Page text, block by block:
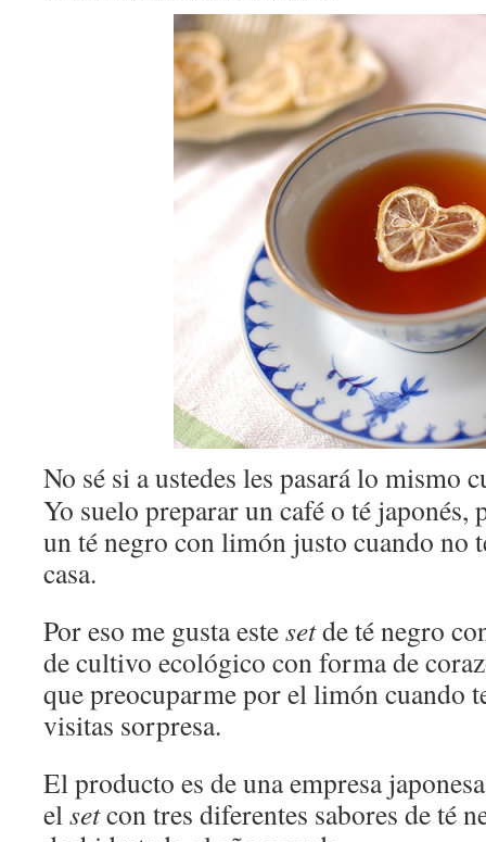
No sé si a ustedes les pasará lo mismo
Yo suelo preparar un café o té japonés,
un té negro con limón justo cuando no
casa.
Por eso me gusta estesetde té negro
de cultivo ecológico con forma de
que preocuparme por el limón cuando
visitas sorpresa.
El producto es de una empresa
elsetcon tres diferentes sabores de té